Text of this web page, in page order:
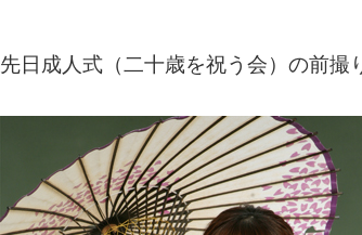
先日成人式（二十歳を祝う会）の前撮